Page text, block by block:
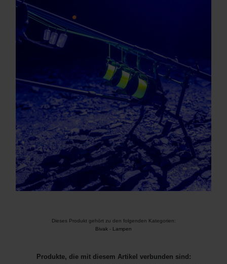
Dieses Produkt gehört zu den folgenden Kategorien:
Bivak - Lampen
Produkte, die mit diesem Artikel verbunden sind: